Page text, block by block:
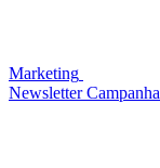
Marketing
Newsletter Campanha